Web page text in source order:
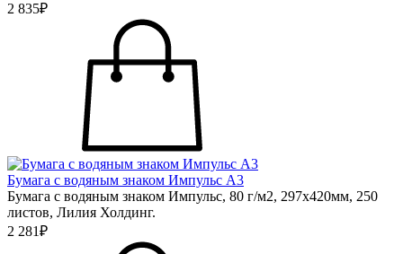
2 835₽
Бумага с водяным знаком Импульс А3
Бумага с водяным знаком Импульс, 80 г/м2, 297х420мм, 250
листов, Лилия Холдинг.
2 281₽